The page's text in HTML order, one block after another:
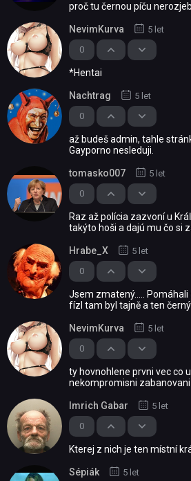
proč tu černou píču
0
NevimKurva 5 let
*Hentai
0
Nachtrag 5 let
až budeš admin, tahle
Gayporno nesleduji.
0
tomasko007 5 let
Raz až polícia zazvoní u
takýto hoši a dajú mu čo si
0
Hrabe_X 5 let
Jsem zmatený..... Pomáhali
fízl tam byl tajně a ten
0
NevimKurva 5 let
ty hovnohlene prvni vec co
nekompromisni
0
Imrich Gabar 5 let
Kterej z nich je ten místní
Sépiák 5 let